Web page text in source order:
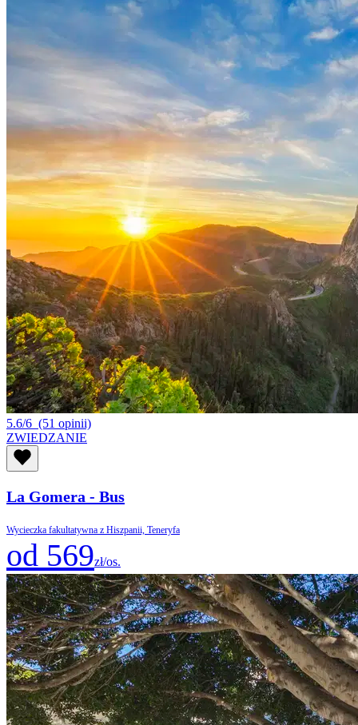
5.6/6 (51 opinii)
ZWIEDZANIE
La Gomera - Bus
Wycieczka fakultatywna z Hiszpanii, Teneryfa
od 569zł/os.